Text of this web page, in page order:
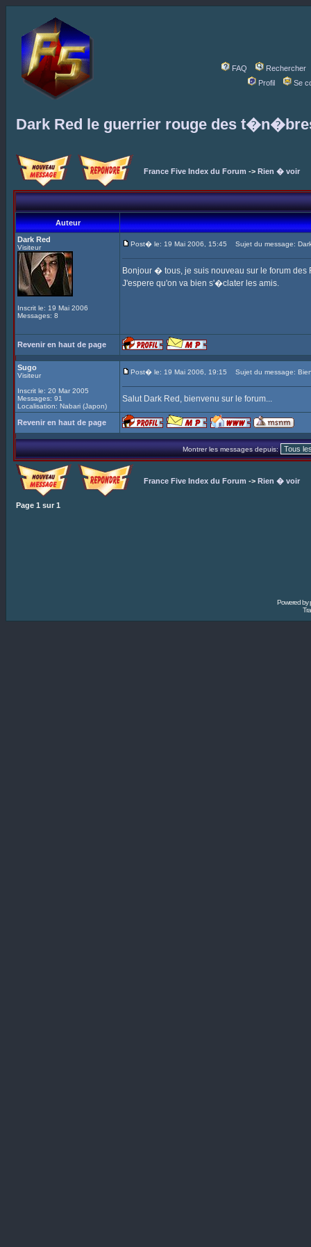
FAQ
Rechercher
Profil
Se
Dark Red le guerrier rouge des
France Five Index du Forum -> Rien � voir
Auteur
Dark Red
Visiteur
Inscrit le: 19 Mai 2006
Messages: 8
Post� le: 19 Mai 2006, 15:45 Sujet du message:
Bonjour � tous, je suis nouveau sur le forum
J'espere qu'on va bien s'�clater les amis.
Revenir en haut de page
Sugo
Visiteur
Inscrit le: 20 Mar 2005
Messages: 91
Localisation: Nabari (Japon)
Post� le: 19 Mai 2006, 19:15 Sujet du message:
Salut Dark Red, bienvenu sur le forum...
Revenir en haut de page
Montrer les messages depuis:
France Five Index du Forum -> Rien � voir
Page 1 sur 1
Powered by